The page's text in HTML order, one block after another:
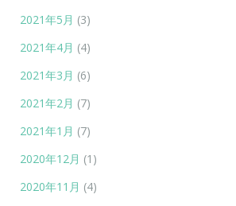
2021年5月 (3)
2021年4月 (4)
2021年3月 (6)
2021年2月 (7)
2021年1月 (7)
2020年12月 (1)
2020年11月 (4)